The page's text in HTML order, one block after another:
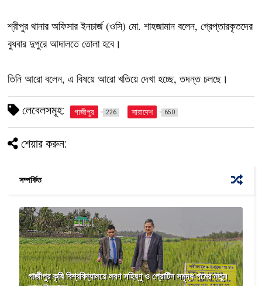
শ্রীপুর থানার অফিসার ইনচার্জ (ওসি) মো. শাহজামান বলেন, গ্রেপ্তারকৃতদের
বুধবার দুপুরে আদালতে তোলা হবে।
তিনি আরো বলেন, এ বিষয়ে আরো খতিয়ে দেখা হচ্ছে, তদন্ত চলছে।
লেবেলসমূহ: গাজীপুর 226 সারাদেশ 650
শেয়ার করুন:
সম্পর্কিত
গাজীপুর কৃষি বিশ্ববিদ্যালয়ে লবণ সহিষ্ণু ও প্রোটিন সমৃদ্ধ গমের নতুন